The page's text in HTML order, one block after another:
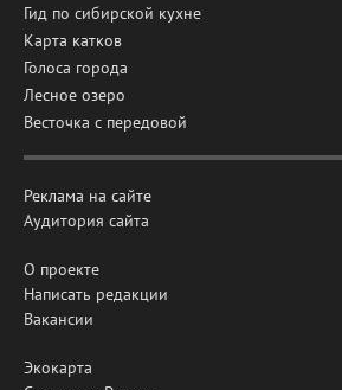
Гид по сибирской кухне
Карта катков
Голоса города
Лесное озеро
Весточка с передовой
Реклама на сайте
Аудитория сайта
О проекте
Написать редакции
Вакансии
Экокарта